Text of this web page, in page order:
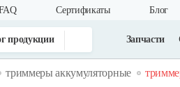
Cертификаты Блог
продукции Запчасти
триммеры аккумуляторные